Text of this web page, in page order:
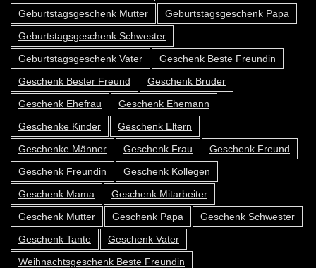
Geburtstagsgeschenk Mutter
Geburtstagsgeschenk Papa
Geburtstagsgeschenk Schwester
Geburtstagsgeschenk Vater
Geschenk Beste Freundin
Geschenk Bester Freund
Geschenk Bruder
Geschenk Ehefrau
Geschenk Ehemann
Geschenke Kinder
Geschenk Eltern
Geschenke Männer
Geschenk Frau
Geschenk Freund
Geschenk Freundin
Geschenk Kollegen
Geschenk Mama
Geschenk Mitarbeiter
Geschenk Mutter
Geschenk Papa
Geschenk Schwester
Geschenk Tante
Geschenk Vater
Weihnachtsgeschenk Beste Freundin